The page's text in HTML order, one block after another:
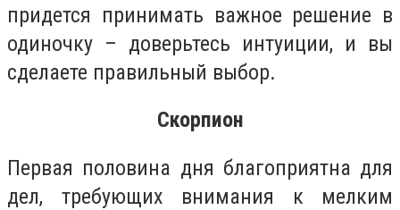
придется принимать важное решение в
одиночку – доверьтесь интуиции, и вы
сделаете правильный выбор.
Скорпион
Первая половина дня благоприятна для
дел, требующих внимания к мелким